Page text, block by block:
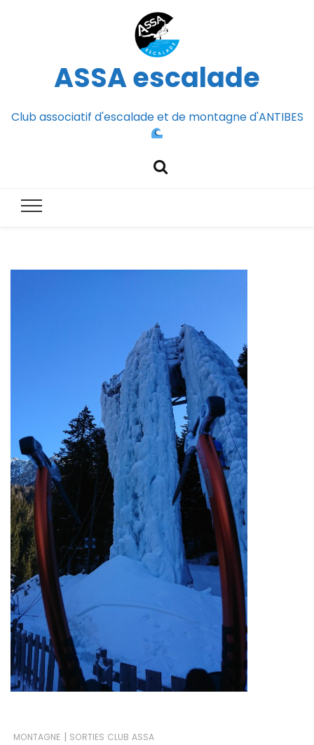
ASSA escalade
Club associatif d'escalade et de montagne d'ANTIBES
MONTAGNE | SORTIES CLUB ASSA